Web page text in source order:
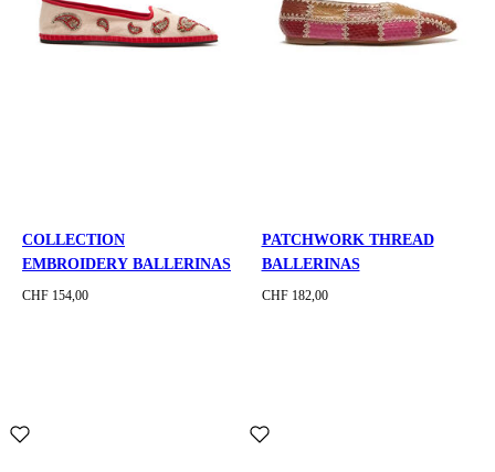
COLLECTION
EMBROIDERY BALLERINAS
CHF 154,00
PATCHWORK THREAD
BALLERINAS
CHF 182,00